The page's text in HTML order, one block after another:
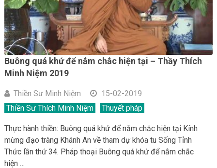
Buông quá khứ để nắm chắc hiện tại – Thầy Thích
Minh Niệm 2019
Thiền Sư Minh Niệm
15-02-2019
Thiền Sư Thích Minh Niệm
Thuyết pháp
Thực hành thiền: Buông quá khứ để nắm chắc hiện tại Kính
mừng đạo tràng Khánh An về tham dự khóa tu Sống Tỉnh
Thức lần thứ 34. Pháp thoại Buông quá khứ để nắm chắc
hiện …